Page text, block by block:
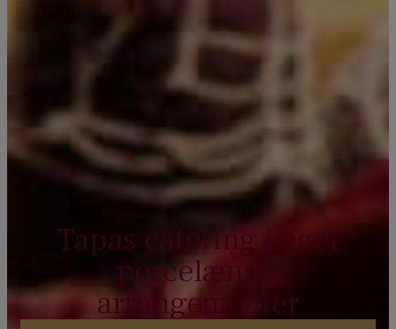
Tapas catering i eget
porcelæn til
arrangementer